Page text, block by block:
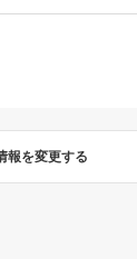
報を変更する